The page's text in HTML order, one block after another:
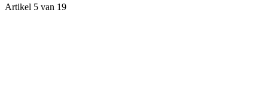
Artikel 5 van 19